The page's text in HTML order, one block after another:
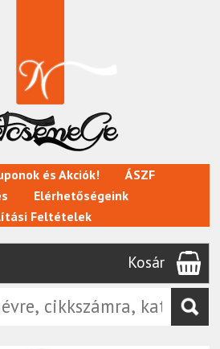
és Akciók!
ÁSZF
Elérhetőségeink
Feltételek
Kosár